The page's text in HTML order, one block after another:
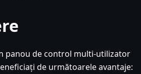
panou de control multi-utilizator
de următoarele avantaje: